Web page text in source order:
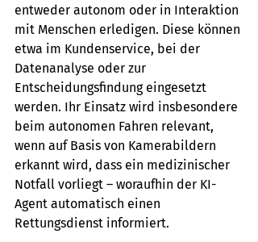
entweder autonom oder in Interaktion
mit Menschen erledigen. Diese können
etwa im Kundenservice, bei der
Datenanalyse oder zur
Entscheidungsfindung eingesetzt
werden. Ihr Einsatz wird insbesondere
beim autonomen Fahren relevant,
wenn auf Basis von Kamerabildern
erkannt wird, dass ein medizinischer
Notfall vorliegt – woraufhin der KI-
Agent automatisch einen
Rettungsdienst informiert.